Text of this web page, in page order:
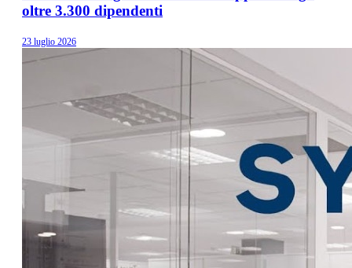
oltre 3.300 dipendenti
23 luglio 2026